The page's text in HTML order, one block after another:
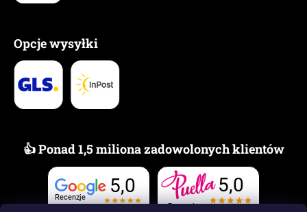
Opcje wysyłki
👍 Ponad 1,5 miliona zadowolonych klientów
Recenzje
5,0
Recenzje
5,0